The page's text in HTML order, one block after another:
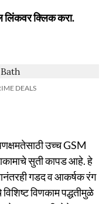
लिंकवर क्लिक करा.
DEALS
उच्च GSM
सुती कापड आहे. हे
गडद व आकर्षक रंग
विणकाम पद्धतीमुळे